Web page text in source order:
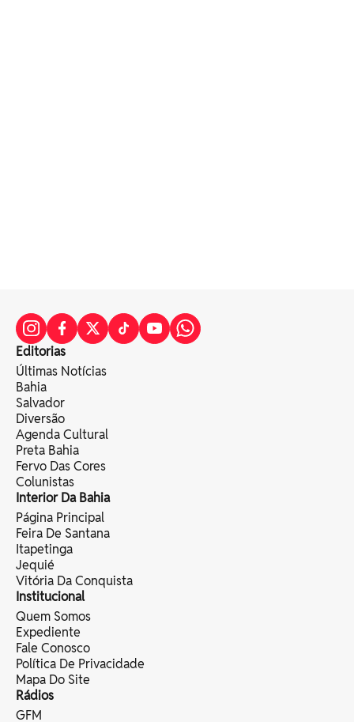
Editorias
Últimas Notícias
Bahia
Salvador
Diversão
Agenda Cultural
Preta Bahia
Fervo Das Cores
Colunistas
Interior Da Bahia
Página Principal
Feira De Santana
Itapetinga
Jequié
Vitória Da Conquista
Institucional
Quem Somos
Expediente
Fale Conosco
Política De Privacidade
Mapa Do Site
Rádios
GFM